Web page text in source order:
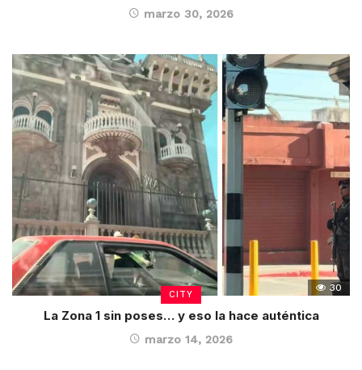
marzo 30, 2026
CITY
30
La Zona 1 sin poses… y eso la hace auténtica
marzo 14, 2026